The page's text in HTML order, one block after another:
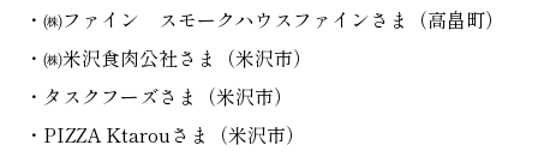
・㈱ファイン スモークハウスファインさま（高畠町）
・㈱米沢食肉公社さま（米沢市）
・タスクフーズさま（米沢市）
・PIZZA Ktarouさま（米沢市）